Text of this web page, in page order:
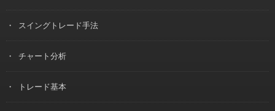
スイングトレード手法
チャート分析
トレード基本